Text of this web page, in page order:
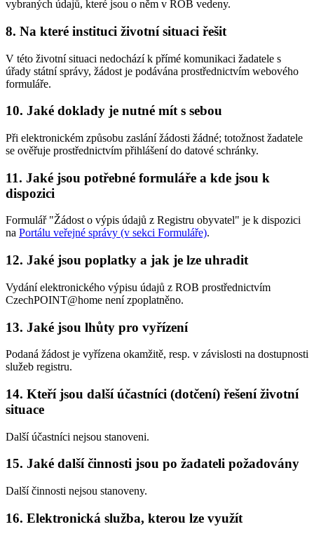
vybraných údajů, které jsou o něm v ROB vedeny.
8. Na které instituci životní situaci řešit
V této životní situaci nedochází k přímé komunikaci žadatele s
úřady státní správy, žádost je podávána prostřednictvím webového
formuláře.
10. Jaké doklady je nutné mít s sebou
Při elektronickém způsobu zaslání žádosti žádné; totožnost žadatele
se ověřuje prostřednictvím přihlášení do datové schránky.
11. Jaké jsou potřebné formuláře a kde jsou k
dispozici
Formulář "Žádost o výpis údajů z Registru obyvatel" je k dispozici
na Portálu veřejné správy (v sekci Formuláře).
12. Jaké jsou poplatky a jak je lze uhradit
Vydání elektronického výpisu údajů z ROB prostřednictvím
CzechPOINT@home není zpoplatněno.
13. Jaké jsou lhůty pro vyřízení
Podaná žádost je vyřízena okamžitě, resp. v závislosti na dostupnosti
služeb registru.
14. Kteří jsou další účastníci (dotčení) řešení životní
situace
Další účastníci nejsou stanoveni.
15. Jaké další činnosti jsou po žadateli požadovány
Další činnosti nejsou stanoveny.
16. Elektronická služba, kterou lze využít